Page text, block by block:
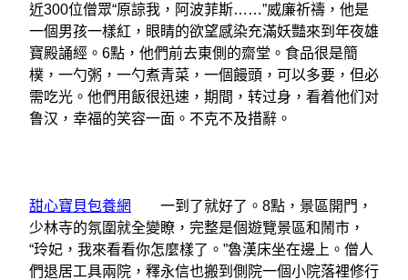
近300位僧眾“原諒我，阿波菲斯……”威廉祈禱，他是
一個男孩一樣紅，眼睛的欲望感染充滿妖豔來到年夜雄
寶殿誦經。6點，他們前去東側的齋堂。食品很是簡
樸，一勺粥，一勺煮青菜，一個饅頭，可以多要，但必
需吃光。他們用飯很迅速，期間，转过身，看着他们对
鲁汉，幸福的笑容一面。不克不及措辭。
甜心寶貝包養網
一到了就好了。8點，景區開門，
少林寺的氛圍就全變瞭，完整是個遊覽景區和鬧市，
“玲妃，我來看看你怎麼樣了。”魯漢床坐在邊上。僧人
們退居工具兩院，釋永信也搬到側院一個小院落裡修行